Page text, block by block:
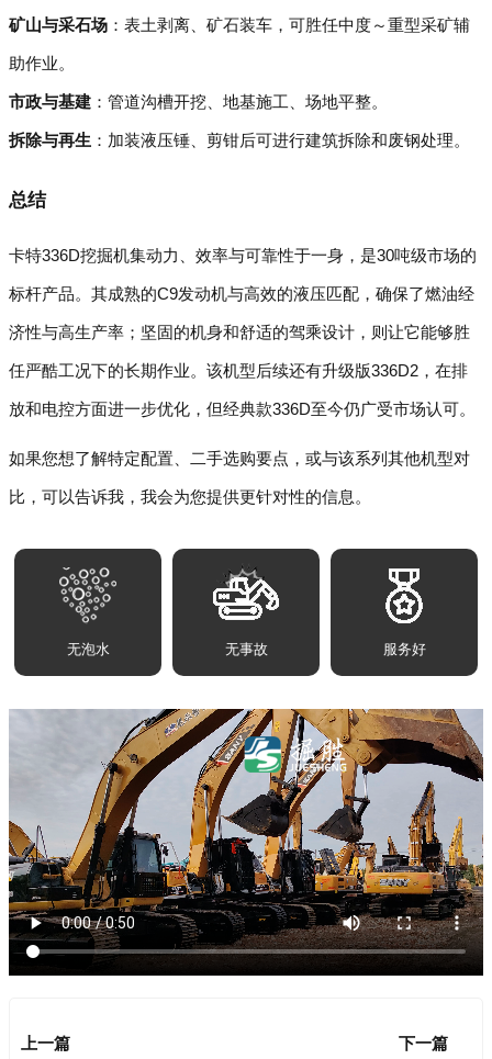
矿山与采石场 ：表土剥离、矿石装车，可胜任中度～重型采矿辅
助作业。
市政与基建 ：管道沟槽开挖、地基施工、场地平整。
拆除与再生 ：加装液压锤、剪钳后可进行建筑拆除和废钢处理。
总结
卡特336D挖掘机集动力、效率与可靠性于一身，是30吨级市场的
标杆产品。其成熟的C9发动机与高效的液压匹配，确保了燃油经
济性与高生产率；坚固的机身和舒适的驾乘设计，则让它能够胜
任严酷工况下的长期作业。该机型后续还有升级版336D2，在排
放和电控方面进一步优化，但经典款336D至今仍广受市场认可。
如果您想了解特定配置、二手选购要点，或与该系列其他机型对
比，可以告诉我，我会为您提供更针对性的信息。
无泡水 无事故 服务好
上一篇
下一篇